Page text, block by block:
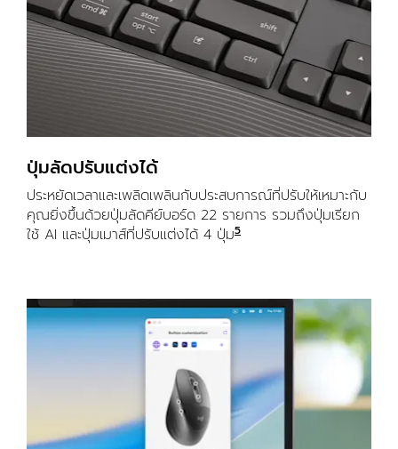
ปุ่มลัดปรับแต่งได้
ประหยัดเวลาและเพลิดเพลินกับประสบการณ์ที่ปรับให้เหมาะกับ
คุณยิ่งขึ้นด้วยปุ่มลัดคีย์บอร์ด 22 รายการ รวมถึงปุ่มเรียก
ใช้ AI และปุ่มเมาส์ที่ปรับแต่งได้ 4 ปุ่ม5